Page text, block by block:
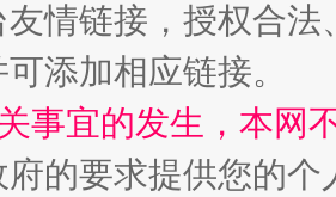
情链接，授权合
添加相应链接。
事宜的发生，本网
府的要求提供您的个